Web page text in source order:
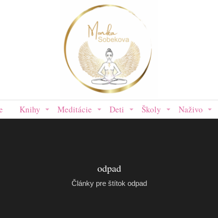
Knihy Meditácie Deti Školy Naživo
odpad
Články pre štítok odpad